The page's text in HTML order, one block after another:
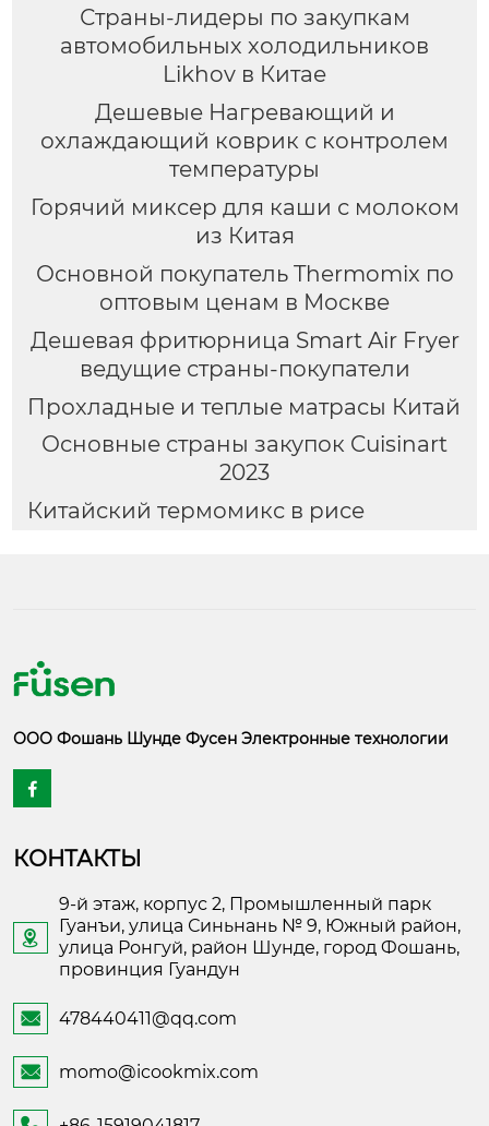
Страны-лидеры по закупкам
автомобильных холодильников
Likhov в Китае
Дешевые Нагревающий и
охлаждающий коврик с контролем
температуры
Горячий миксер для каши с молоком
из Китая
Основной покупатель Thermomix по
оптовым ценам в Москве
Дешевая фритюрница Smart Air Fryer
ведущие страны-покупатели
Прохладные и теплые матрасы Китай
Основные страны закупок Cuisinart
2023
Китайский термомикс в рисе
ООО Фошань Шунде Фусен Электронные технологии

КОНТАКТЫ

9-й этаж, корпус 2, Промышленный парк
Гуанъи, улица Синьнань № 9, Южный район,
улица Ронгуй, район Шунде, город Фошань,
провинция Гуандун
 478440411@qq.com
 momo@icookmix.com